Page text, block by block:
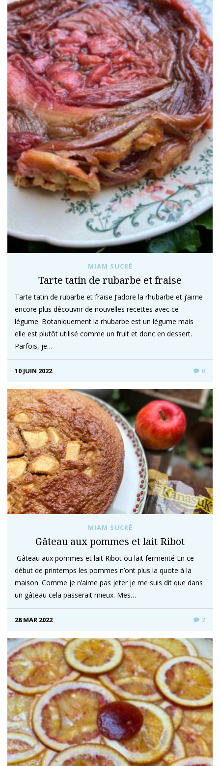
MIAM SUCRÉ
Tarte tatin de rubarbe et fraise
Tarte tatin de rubarbe et fraise J’adore la rhubarbe et j’aime
encore plus découvrir de nouvelles recettes avec ce
légume. Botaniquement la rhubarbe est un légume mais
elle est plutôt utilisé comme un fruit et donc en dessert.
Parfois, je…
10 JUIN 2022 0
MIAM SUCRÉ
Gâteau aux pommes et lait Ribot
Gâteau aux pommes et lait Ribot ou lait fermenté En ce
début de printemps les pommes n’ont plus la quote à la
maison. Comme je n’aime pas jeter je me suis dit que dans
un gâteau cela passerait mieux. Mes…
28 MAR 2022 2